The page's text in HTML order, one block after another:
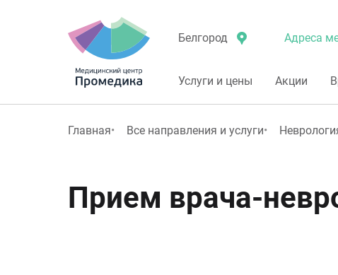
Белгород Адреса
Услуги и цены Акции
Главная Все направления и услуги
Прием врача-